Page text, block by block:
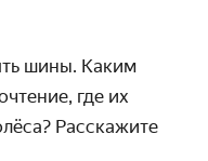
шины. Каким
где их
Расскажите